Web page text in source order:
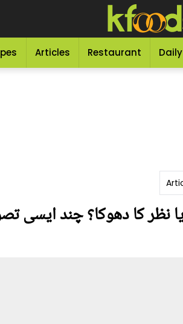
Articles Restaurant
یا نظر کا دھوکا؟ چند